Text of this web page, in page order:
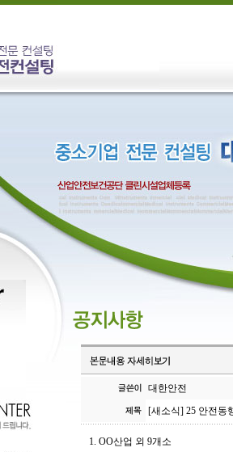
대한안전
[새소식] 25 안전동
1. OO산업 외 9개소